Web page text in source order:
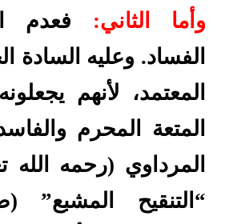
وأما الثاني: فعدم
الفساد. وعليه السادة
المعتمد، لأنهم
المتعة المحرم
المرداوي (رحمه الله